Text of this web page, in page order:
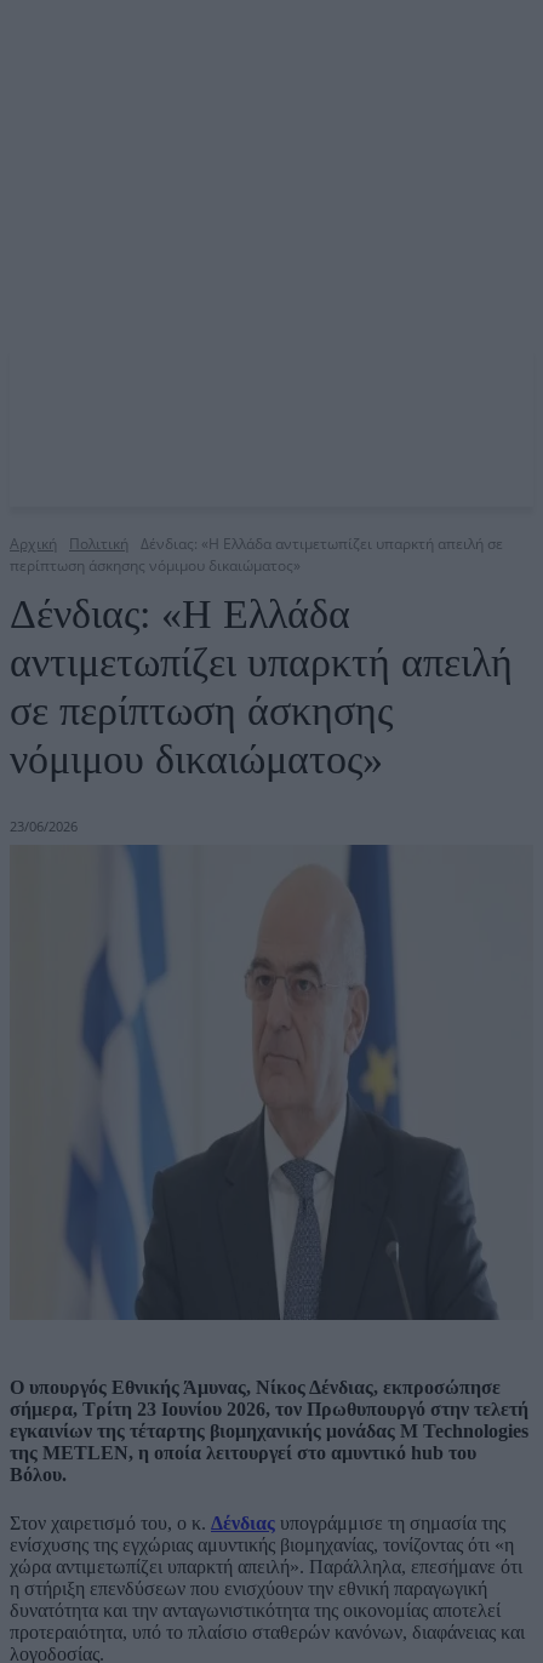
Αρχική Πολιτική
Δένδιας: «Η Ελλάδα αντιμετωπίζει υπαρκτή απειλή σε
περίπτωση άσκησης νόμιμου δικαιώματος»
Δένδιας: «Η Ελλάδα
αντιμετωπίζει υπαρκτή απειλή
σε περίπτωση άσκησης
νόμιμου δικαιώματος»
23/06/2026
Ο υπουργός Εθνικής Άμυνας, Νίκος Δένδιας, εκπροσώπησε
σήμερα, Τρίτη 23 Ιουνίου 2026, τον Πρωθυπουργό στην τελετή
εγκαινίων της τέταρτης βιομηχανικής μονάδας M Technologies
της METLEN, η οποία λειτουργεί στο αμυντικό hub του
Βόλου.
Στον χαιρετισμό του, ο κ. Δένδιας υπογράμμισε τη σημασία της
ενίσχυσης της εγχώριας αμυντικής βιομηχανίας, τονίζοντας ότι «η
χώρα αντιμετωπίζει υπαρκτή απειλή». Παράλληλα, επεσήμανε ότι
η στήριξη επενδύσεων που ενισχύουν την εθνική παραγωγική
δυνατότητα και την ανταγωνιστικότητα της οικονομίας αποτελεί
προτεραιότητα, υπό το πλαίσιο σταθερών κανόνων, διαφάνειας και
λογοδοσίας.